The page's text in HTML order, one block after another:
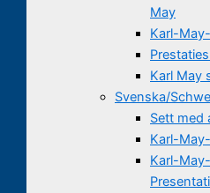
May
Karl-
Karl May
Svenska/
Sett med
Karl-
Karl-